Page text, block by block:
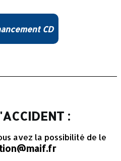
CD
:
avez la possibilité de le